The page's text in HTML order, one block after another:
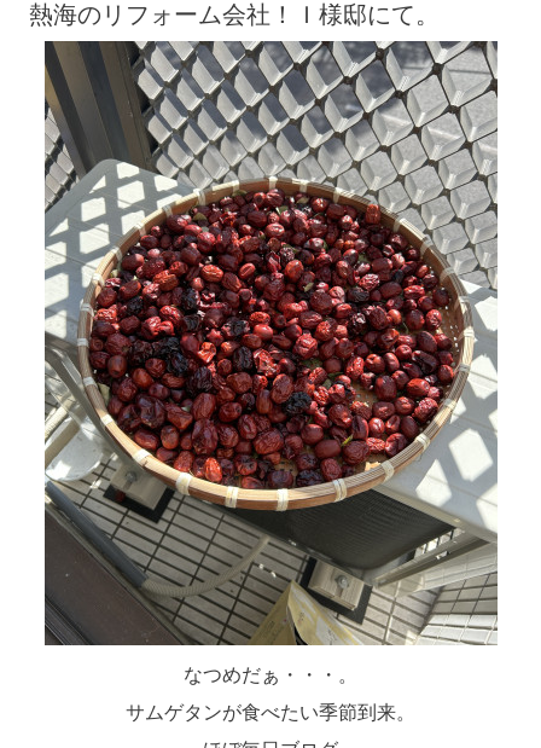
熱海のリフォーム会社！Ｉ様邸にて。
なつめだぁ・・・。
サムゲタンが食べたい季節到来。